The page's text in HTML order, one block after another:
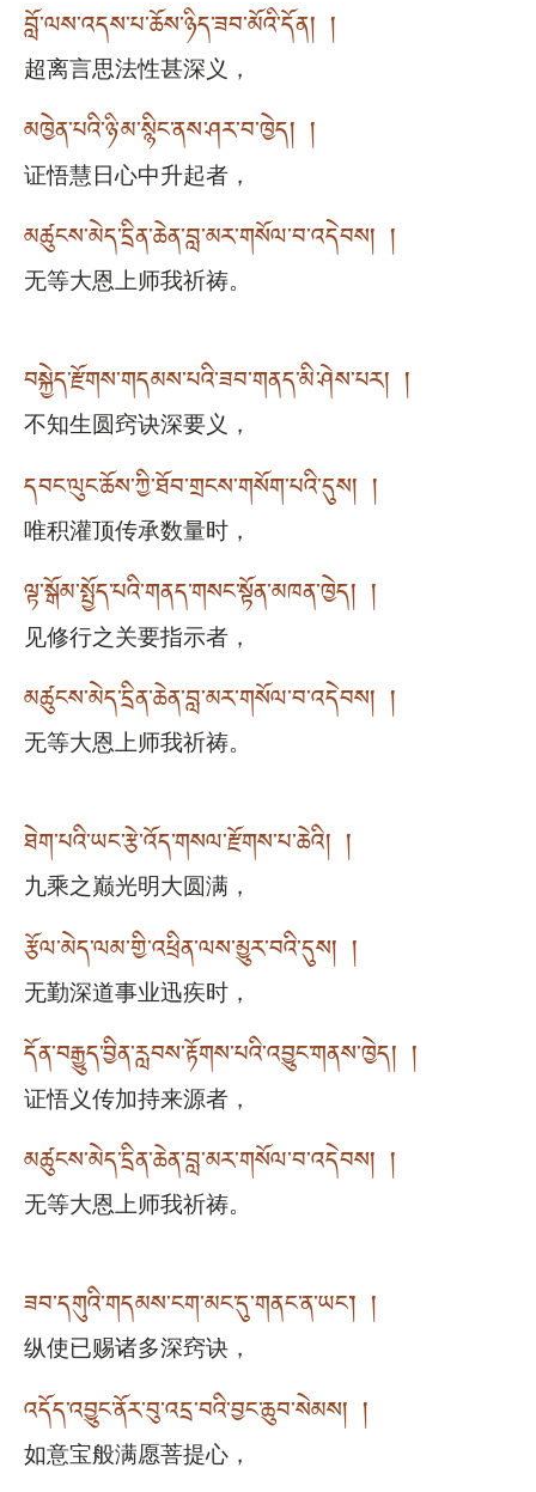
བློ་ལས་འདས་པ་ཆོས་ཉིད་ཟབ་མོའི་དོན། །
超离言思法性甚深义，
མཁྱེན་པའི་ཉི་མ་སྙིང་ནས་ཤར་བ་ཁྱེད། །
证悟慧日心中升起者，
མཚུངས་མེད་དྲིན་ཆེན་བླ་མར་གསོལ་བ་འདེབས། །
无等大恩上师我祈祷。
བསྐྱེད་རྫོགས་གདམས་པའི་ཟབ་གནད་མི་ཤེས་པར། །
不知生圆窍诀深要义，
དབང་ལུང་ཆོས་ཀྱི་ཐོབ་གྲངས་གསོག་པའི་དུས། །
唯积灌顶传承数量时，
ལྟ་སྒོམ་སྤྱོད་པའི་གནད་གསང་སྟོན་མཁན་ཁྱེད། །
见修行之关要指示者，
མཚུངས་མེད་དྲིན་ཆེན་བླ་མར་གསོལ་བ་འདེབས། །
无等大恩上师我祈祷。
ཐེག་པའི་ཡང་རྩེ་འོད་གསལ་རྫོགས་པ་ཆེའི། །
九乘之巅光明大圆满，
རྩོལ་མེད་ལམ་གྱི་འཕྲིན་ལས་མྱུར་བའི་དུས། །
无勤深道事业迅疾时，
དོན་བརྒྱུད་བྱིན་རླབས་རྟོགས་པའི་འབྱུང་གནས་ཁྱེད། །
证悟义传加持来源者，
མཚུངས་མེད་དྲིན་ཆེན་བླ་མར་གསོལ་བ་འདེབས། །
无等大恩上师我祈祷。
ཟབ་དགུའི་གདམས་ངག་མང་དུ་གནང་ན་ཡང་། །
纵使已赐诸多深窍诀，
འདོད་འབྱུང་ནོར་བུ་འདྲ་བའི་བྱང་ཆུབ་སེམས། །
如意宝般满愿菩提心，